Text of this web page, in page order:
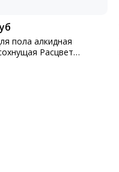
пола алкидная
Расцвет